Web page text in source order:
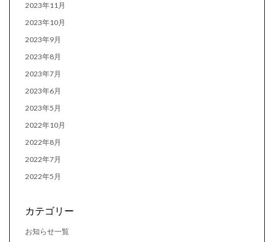
2023年11月
2023年10月
2023年9月
2023年8月
2023年7月
2023年6月
2023年5月
2022年10月
2022年8月
2022年7月
2022年5月
カテゴリー
お知らせ一覧